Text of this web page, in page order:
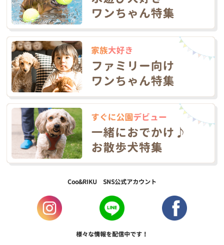
Coo&RIKU SNS公式アカウント
様々な情報を配信中です！